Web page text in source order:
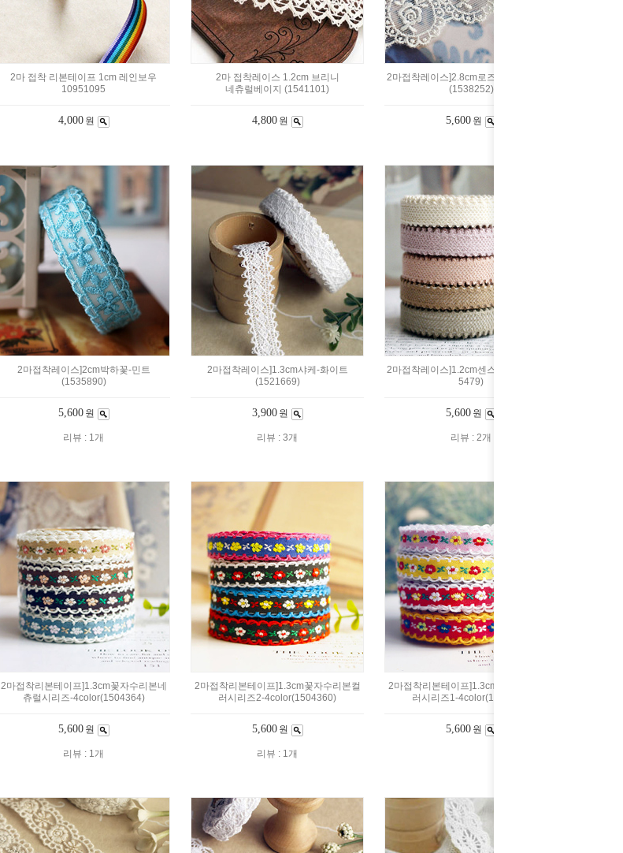
2마 접착 리본테이프 1cm 레인보우
10951095
4,000 원
2마 접착레이스 1.2cm 브리니
네츄럴베이지 (1541101)
4,800 원
2마접착레이스]2.8cm로즈원-백아이보리
(1538252)
5,600 원
2마접착레이스]2cm박하꽃-민트
(1535890)
5,600 원
리뷰 : 1개
2마접착레이스]1.3cm샤케-화이트
(1521669)
3,900 원
리뷰 : 3개
2마접착레이스]1.2cm센스미-5color(150
5479)
5,600 원
리뷰 : 2개
2마접착리본테이프]1.3cm꽃자수리본네
츄럴시리즈-4color(1504364)
5,600 원
리뷰 : 1개
2마접착리본테이프]1.3cm꽃자수리본컬
러시리즈2-4color(1504360)
5,600 원
리뷰 : 1개
2마접착리본테이프]1.3cm꽃자수리본컬
러시리즈1-4color(1504357)
5,600 원